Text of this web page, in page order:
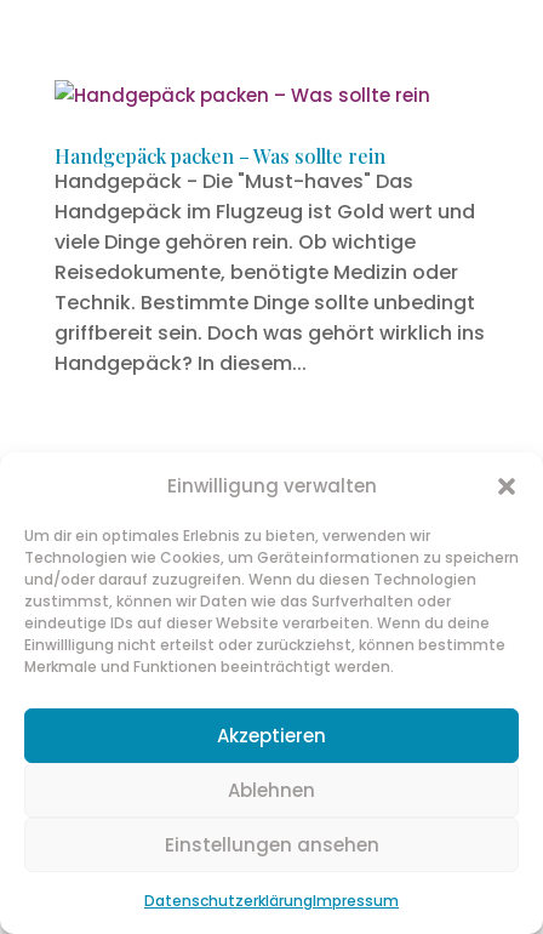
Einwilligung verwalten
Um dir ein optimales Erlebnis zu bieten, verwenden wir
Technologien wie Cookies, um Geräteinformationen zu speichern
und/oder darauf zuzugreifen. Wenn du diesen Technologien
zustimmst, können wir Daten wie das Surfverhalten oder
eindeutige IDs auf dieser Website verarbeiten. Wenn du deine
Einwillligung nicht erteilst oder zurückziehst, können bestimmte
Merkmale und Funktionen beeinträchtigt werden.
Akzeptieren
Ablehnen
Einstellungen ansehen
DatenschutzerklärungImpressum
Handgepäck packen – Was sollte rein
Handgepäck - Die "Must-haves" Das
Handgepäck im Flugzeug ist Gold wert und
viele Dinge gehören rein. Ob wichtige
Reisedokumente, benötigte Medizin oder
Technik. Bestimmte Dinge sollte unbedingt
griffbereit sein. Doch was gehört wirklich ins
Handgepäck? In diesem...
Zuckerfest – Ende vom Ramadan
Ramadan Eine süße VerlockungWenn der
Muslimie mit dem sogenannten "Eid al-Fitr",